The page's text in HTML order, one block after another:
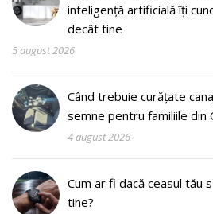
inteligență artificială îți
decât tine
5 august 2026
Când trebuie curățate
semne pentru familiile din
4 august 2026
Cum ar fi dacă ceasul tău
tine?